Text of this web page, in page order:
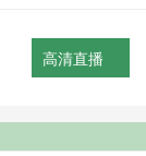
高清直播